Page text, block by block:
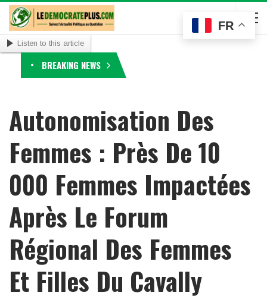
Listen to this article
BREAKING NEWS
Autonomisation Des
Femmes : Près De 10
000 Femmes Impactées
Après Le Forum
Régional Des Femmes
Et Filles Du Cavally
FR